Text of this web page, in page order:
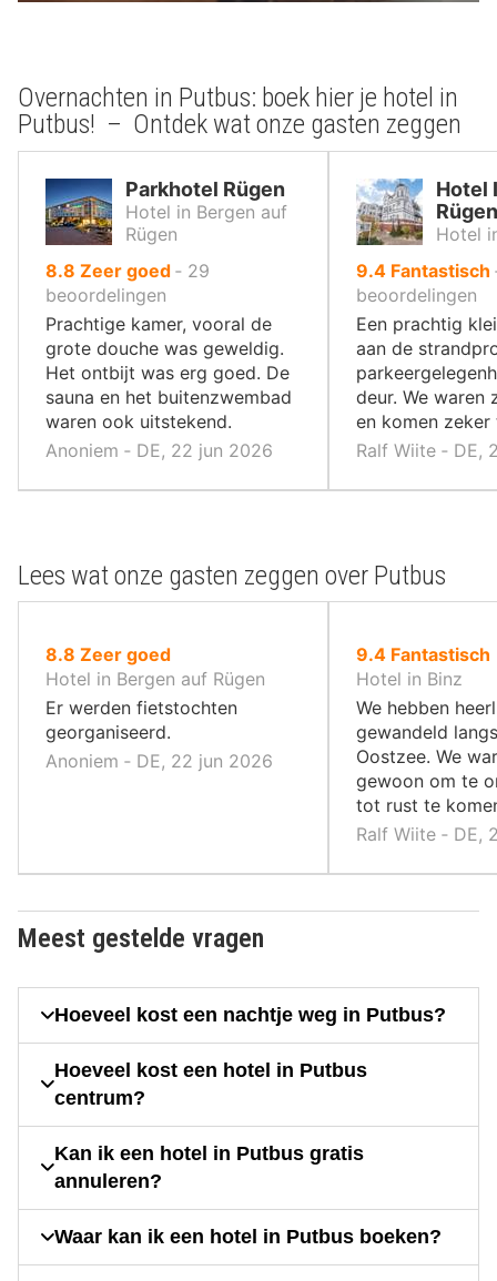
Overnachten in Putbus: boek hier je hotel in
Putbus! – Ontdek wat onze gasten zeggen
Parkhotel Rügen
Hotel in Bergen auf
Rügen
8.8 uit
10
,
Zeer goed ‐ 29
beoordelingen
Prachtige kamer, vooral de
grote douche was geweldig.
Het ontbijt was erg goed. De
sauna en het buitenzwembad
waren ook uitstekend.
Anoniem ‐ DE, 22 jun 2026
Hotel
Rügen
Hotel
9.4uit
10
,
Fantastisch
beoordelingen
Een prachtig
aan de
deur. We waren
en komen zeker
Ralf Wiite ‐ DE,
Lees wat onze gasten zeggen over Putbus
8.8 uit
10
,
Zeer goed
Hotel in Bergen auf Rügen
Er werden fietstochten
georganiseerd.
Anoniem ‐ DE, 22 jun 2026
9.4uit
10
,
Fantastisch
Hotel in Binz
We hebben
gewandeld
Oostzee. We
gewoon om te
tot rust te
Ralf Wiite ‐ DE,
Meest gestelde vragen
Hoeveel kost een nachtje weg in Putbus?
Hoeveel kost een hotel in Putbus
centrum?
Kan ik een hotel in Putbus gratis
annuleren?
Waar kan ik een hotel in Putbus boeken?